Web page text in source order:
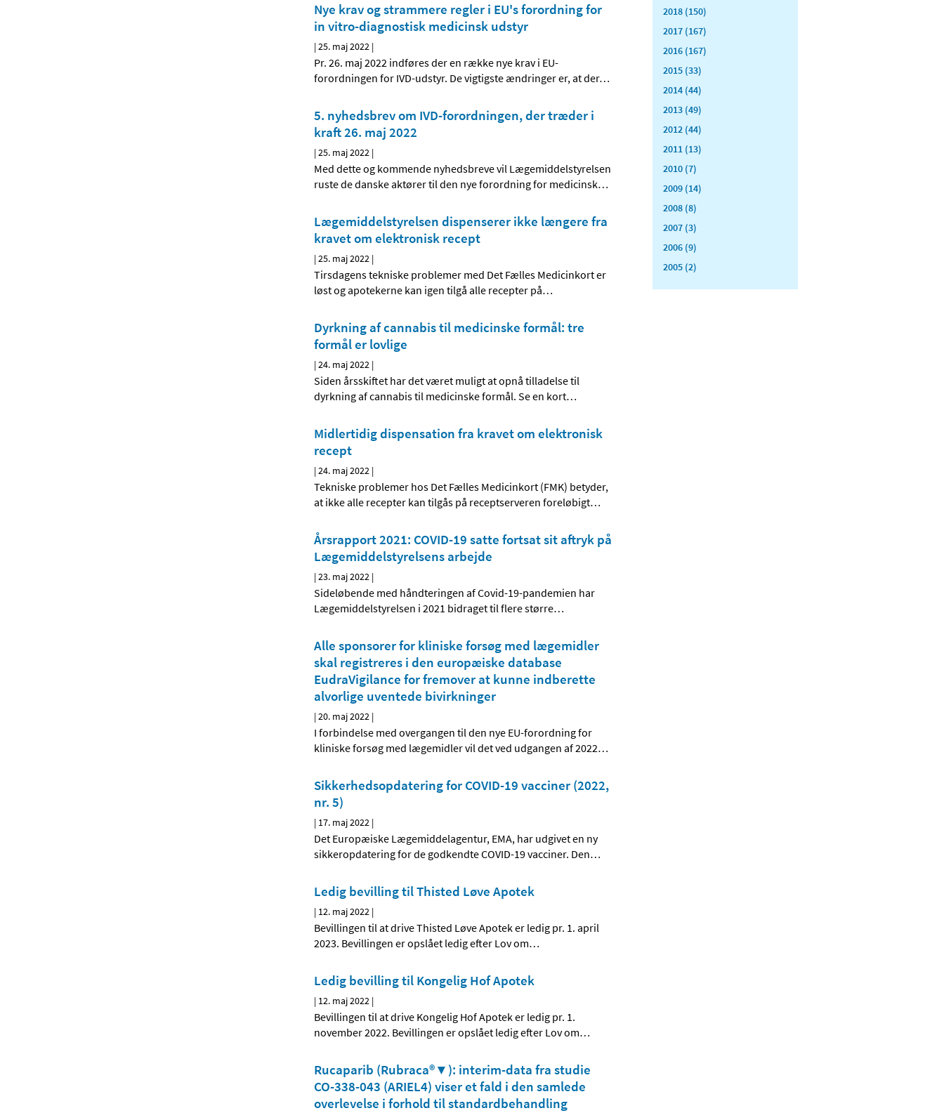
Nye krav og strammere regler i EU's forordning for
in vitro-diagnostisk medicinsk udstyr
|25. maj 2022 |
Pr. 26. maj 2022 indføres der en række nye krav i EU-
forordningen for IVD-udstyr. De vigtigste ændringer er, at der…
5. nyhedsbrev om IVD-forordningen, der træder i
kraft 26. maj 2022
|25. maj 2022 |
Med dette og kommende nyhedsbreve vil Lægemiddelstyrelsen
ruste de danske aktører til den nye forordning for medicinsk…
Lægemiddelstyrelsen dispenserer ikke længere fra
kravet om elektronisk recept
|25. maj 2022 |
Tirsdagens tekniske problemer med Det Fælles Medicinkort er
løst og apotekerne kan igen tilgå alle recepter på…
Dyrkning af cannabis til medicinske formål: tre
formål er lovlige
|24. maj 2022 |
Siden årsskiftet har det været muligt at opnå tilladelse til
dyrkning af cannabis til medicinske formål. Se en kort…
Midlertidig dispensation fra kravet om elektronisk
recept
|24. maj 2022 |
Tekniske problemer hos Det Fælles Medicinkort (FMK) betyder,
at ikke alle recepter kan tilgås på receptserveren foreløbigt…
Årsrapport 2021: COVID-19 satte fortsat sit aftryk på
Lægemiddelstyrelsens arbejde
|23. maj 2022 |
Sideløbende med håndteringen af Covid-19-pandemien har
Lægemiddelstyrelsen i 2021 bidraget til flere større…
Alle sponsorer for kliniske forsøg med lægemidler
skal registreres i den europæiske database
EudraVigilance for fremover at kunne indberette
alvorlige uventede bivirkninger
|20. maj 2022 |
I forbindelse med overgangen til den nye EU-forordning for
kliniske forsøg med lægemidler vil det ved udgangen af 2022…
Sikkerhedsopdatering for COVID-19 vacciner (2022,
nr. 5)
| 17. maj 2022 |
Det Europæiske Lægemiddelagentur, EMA, har udgivet en ny
sikkeropdatering for de godkendte COVID-19 vacciner. Den…
Ledig bevilling til Thisted Løve Apotek
| 12. maj 2022 |
Bevillingen til at drive Thisted Løve Apotek er ledig pr. 1. april
2023. Bevillingen er opslået ledig efter Lov om…
Ledig bevilling til Kongelig Hof Apotek
| 12. maj 2022 |
Bevillingen til at drive Kongelig Hof Apotek er ledig pr. 1.
november 2022. Bevillingen er opslået ledig efter Lov om…
Rucaparib (Rubraca®▼): interim-data fra studie
CO-338-043 (ARIEL4) viser et fald i den samlede
overlevelse i forhold til standardbehandling
2018 (150)
2017 (167)
2016 (167)
2015 (33)
2014 (44)
2013 (49)
2012 (44)
2011 (13)
2010 (7)
2009 (14)
2008 (8)
2007 (3)
2006 (9)
2005 (2)